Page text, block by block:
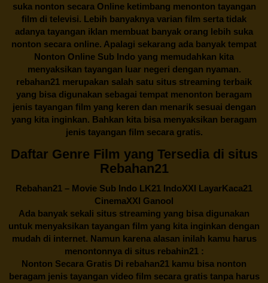
suka nonton secara Online ketimbang menonton tayangan
film di televisi. Lebih banyaknya varian film serta tidak
adanya tayangan iklan membuat banyak orang lebih suka
nonton secara online. Apalagi sekarang ada banyak tempat
Nonton Online Sub Indo yang memudahkan kita
menyaksikan tayangan luar negeri dengan nyaman.
rebahan21 merupakan salah satu situs streaming terbaik
yang bisa digunakan sebagai tempat menonton beragam
jenis tayangan film yang keren dan menarik sesuai dengan
yang kita inginkan. Bahkan kita bisa menyaksikan beragam
jenis tayangan film secara gratis.
Daftar Genre Film yang Tersedia di situs
Rebahan21
Rebahan21 – Movie Sub Indo LK21 IndoXXI LayarKaca21
CinemaXXI Ganool
Ada banyak sekali situs streaming yang bisa digunakan
untuk menyaksikan tayangan film yang kita inginkan dengan
mudah di internet. Namun karena alasan inilah kamu harus
menontonnya di situs rebahin21 :
Nonton Secara Gratis Di rebahan21 kamu bisa nonton
beragam jenis tayangan video film secara gratis tanpa harus